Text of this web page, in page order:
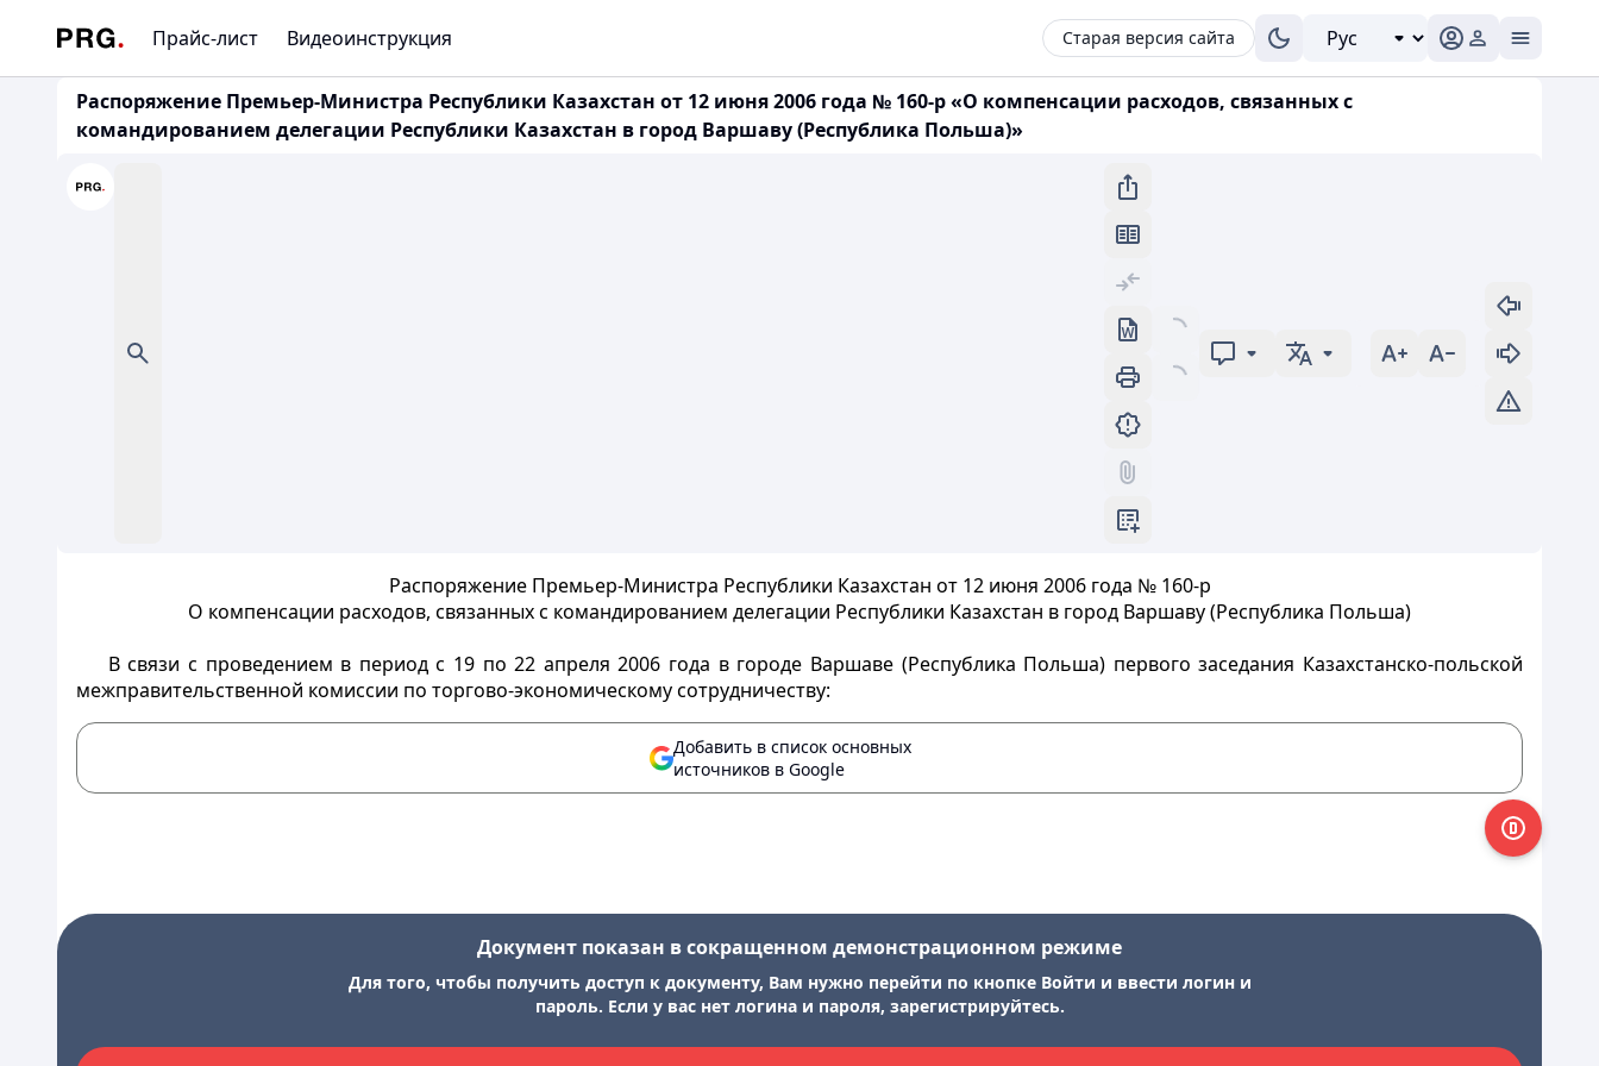
Прайс-лист Видеоинструкция Старая версия сайта
Распоряжение Премьер-Министра Республики Казахстан от 12 июня 2006 года № 160-р «О компенсации расходов, связанных с
командированием делегации Республики Казахстан в город Варшаву (Республика Польша)»
Распоряжение Премьер-Министра Республики Казахстан от 12 июня 2006 года № 160-р
О компенсации расходов, связанных с командированием делегации Республики Казахстан в город Варшаву (Республика Польша)
В связи с проведением в период с 19 по 22 апреля 2006 года в городе Варшаве (Республика Польша) первого заседания Казахстанско-польской
межправительственной комиссии по торгово-экономическому сотрудничеству:
Добавить в список основных
источников в Google
Документ показан в сокращенном демонстрационном режиме
Для того, чтобы получить доступ к документу, Вам нужно перейти по кнопке Войти и ввести логин и
пароль. Если у вас нет логина и пароля, зарегистрируйтесь.